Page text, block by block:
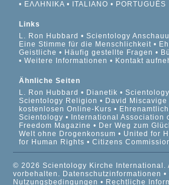
ΕΛΛΗΝΙΚA
ITALIANO PORTUGUÊS
Links
L. Ron Hubbard
Scientology
Eine Stimme für die Menschlichkeit
Geistliche
Häufig gestellte Fragen
Weitere Informationen
Kontakt
Ähnliche Seiten
L. Ron Hubbard
Dianetik
Scientology Religion
David Miscavige
kostenlosen Online-Kurs
Scientology
International Association
Freedom Magazine
Der Weg zum
Welt ohne Drogenkonsum
United for
for Human Rights
Citizens
© 2026 Scientology Kirche International.
vorbehalten. Datenschutzinformationen •
Nutzungsbedingungen • Rechtliche